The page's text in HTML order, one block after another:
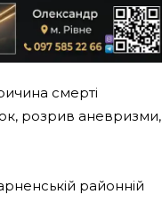
смерті
розрив аневризми,
районній